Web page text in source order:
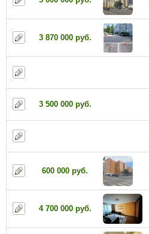
3 870 000 руб.
3 500 000 руб.
600 000 руб.
4 700 000 руб.